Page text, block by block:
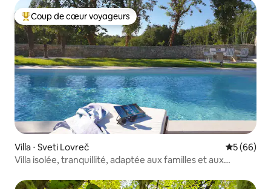
Coups de cœur voyageurs les plus appréciés
Coup de cœur voyageurs
Villa ⋅ Sveti Lovreč
5 (66)
Villa isolée, tranquillité, adaptée aux familles et aux